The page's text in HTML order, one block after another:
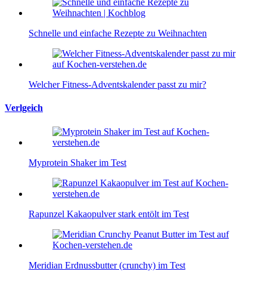
Schnelle und einfache Rezepte zu Weihnachten
Welcher Fitness-Adventskalender passt zu mir?
Verlgeich
Myprotein Shaker im Test
Rapunzel Kakaopulver stark entölt im Test
Meridian Erdnussbutter (crunchy) im Test